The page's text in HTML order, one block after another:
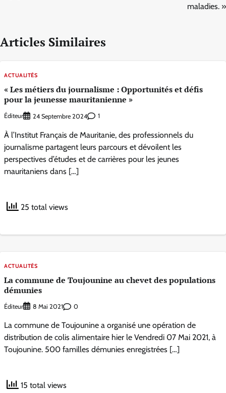
maladies. »
Articles Similaires
ACTUALITÉS
« Les métiers du journalisme : Opportunités et défis
pour la jeunesse mauritanienne »
Éditeur 24 Septembre 2024 1
À l’Institut Français de Mauritanie, des professionnels du
journalisme partagent leurs parcours et dévoilent les
perspectives d’études et de carrières pour les jeunes
mauritaniens dans […]
25 total views
ACTUALITÉS
La commune de Toujounine au chevet des populations
démunies
Éditeur 8 Mai 2021 0
La commune de Toujounine a organisé une opération de
distribution de colis alimentaire hier le Vendredi 07 Mai 2021, à
Toujounine. 500 familles démunies enregistrées […]
15 total views